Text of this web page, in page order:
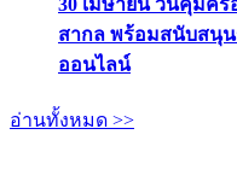
30 เมษายน วันคุ้มค
สากล พร้อมสนับสนุ
ออนไลน์
อ่านทั้งหมด >>